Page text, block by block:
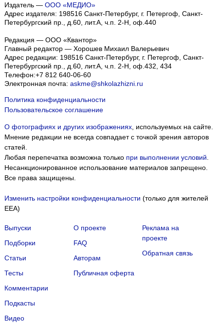
Издатель — ООО «МЕДИО»
Адрес издателя: 198516 Санкт-Петербург, г. Петергоф, Санкт-
Петербургский пр., д.60, лит.А, ч.п. 2-Н, оф.440
Редакция — ООО «Квантор»
Главный редактор — Хорошев Михаил Валерьевич
Адрес редакции: 198516 Санкт-Петербург, г. Петергоф, Санкт-
Петербургский пр., д.60, лит.А, ч.п. 2-Н, оф.432, 434
Телефон:+7 812 640-06-60
Электронная почта: askme@shkolazhizni.ru
Политика конфиденциальности
Пользовательское соглашение
О фотографиях и других изображениях, используемых на сайте.
Мнение редакции не всегда совпадает с точкой зрения авторов
статей.
Любая перепечатка возможна только при выполнении условий.
Несанкционированное использование материалов запрещено.
Все права защищены.
Изменить настройки конфиденциальности (только для жителей
EEA)
Выпуски
Подборки
Статьи
Тесты
Комментарии
Подкасты
Видео
О проекте
FAQ
Авторам
Публичная оферта
Реклама на
проекте
Обратная связь